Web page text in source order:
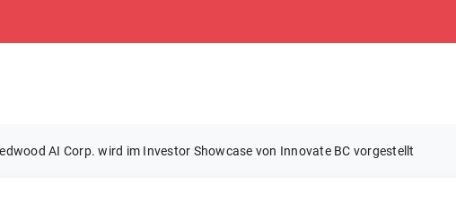
AI Corp. wird im Investor Showcase von Innovate BC vorgestellt